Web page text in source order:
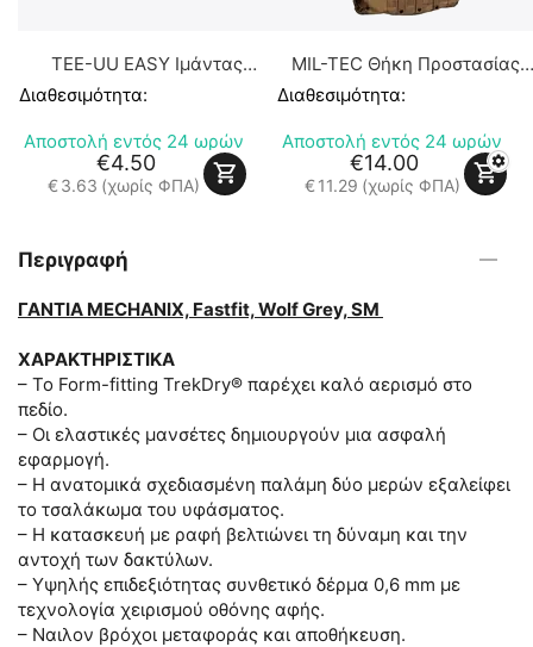
TEE-UU EASY Ιμάντας
Ανάρτησης Γαντιών
Διαθεσιμότητα:
Αποστολή εντός 24 ωρών
€4.50
€3.63 (χωρίς ΦΠΑ)
MIL-TEC Θήκη Προστασίας
Χεριών από το Κρύο τύπου
Muff
Διαθεσιμότητα:
Αποστολή εντός 24 ωρών
€14.00
€ 11.29 (χωρίς ΦΠΑ)
Περιγραφή
ΓΑΝΤΙΑ MECHANIX, Fastfit, Wolf Grey, SM
ΧΑΡΑΚΤΗΡΙΣΤΙΚΑ
– Το Form-fitting TrekDry® παρέχει καλό αερισμό στο
πεδίο.
– Οι ελαστικές μανσέτες δημιουργούν μια ασφαλή
εφαρμογή.
– Η ανατομικά σχεδιασμένη παλάμη δύο μερών εξαλείφει
το τσαλάκωμα του υφάσματος.
– Η κατασκευή με ραφή βελτιώνει τη δύναμη και την
αντοχή των δακτύλων.
– Υψηλής επιδεξιότητας συνθετικό δέρμα 0,6 mm με
τεχνολογία χειρισμού οθόνης αφής.
– Ναιλον βρόχοι μεταφοράς και αποθήκευση.